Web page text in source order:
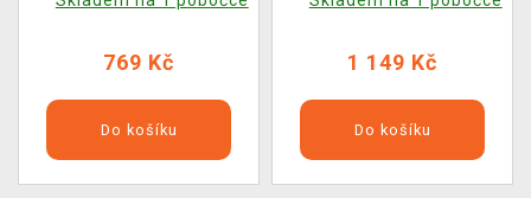
figurka)
769 Kč
Do košíku
1 149 Kč
Do košíku